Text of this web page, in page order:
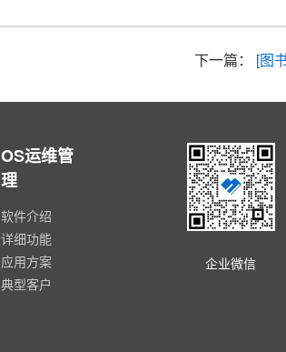
下一篇： [图
OS运维管
理
软件介绍
详细功能
应用方案
典型客户
企业微信